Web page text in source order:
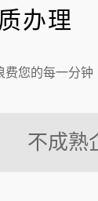
办理
费您的每一分钟
不成熟